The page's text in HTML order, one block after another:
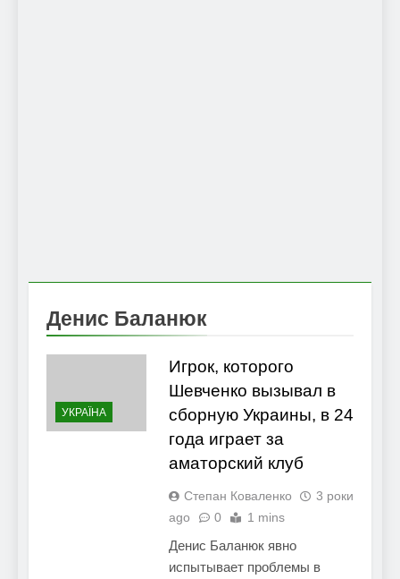
Денис Баланюк
УКРАЇНА
Игрок, которого
Шевченко вызывал в
сборную Украины, в 24
года играет за
аматорский клуб
Степан Коваленко
3 роки
ago
0 1 mins
Денис Баланюк явно
испытывает проблемы в